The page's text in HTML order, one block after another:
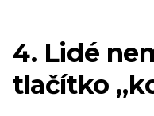
4. Lidé
tlačítko